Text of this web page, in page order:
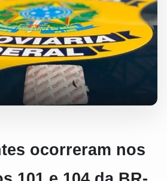
ocorreram nos